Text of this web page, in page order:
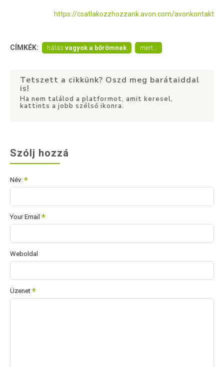
https://csatlakozzhozzank.avon.com/avonkontakt
CÍMKÉK: hálás vagyok a bőrömnek mert…
Tetszett a cikkünk? Oszd meg barátaiddal
is!
Ha nem találod a platformot, amit keresel,
kattints a jobb szélső ikonra.
Szólj hozzá
Név:
Your Email
Weboldal
Üzenet